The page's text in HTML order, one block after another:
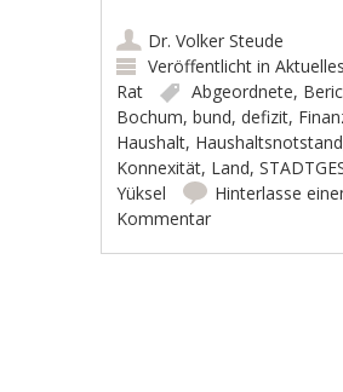
Dr. Volker Steude
Veröffentlicht inAktuelles
Rat
Abgeordnete,
Bochum,bund,defizit,
Haushalt, Haushaltsnotstand
Konnexität, Land,
Yüksel
Hinterlasse
Kommentar